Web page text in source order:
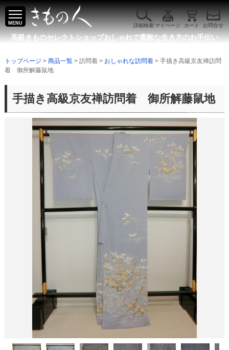
MENU
高級きものセレクトショップおしゃれで素敵な生き方のお手伝い
詳細検索マイページ カート お問合せ
トップページ > 商品一覧> 訪問着 > おしゃれな訪問着> 手描き高級京友禅訪問
着 御所解藤鼠地
手描き高級京友禅訪問着 御所解藤鼠地